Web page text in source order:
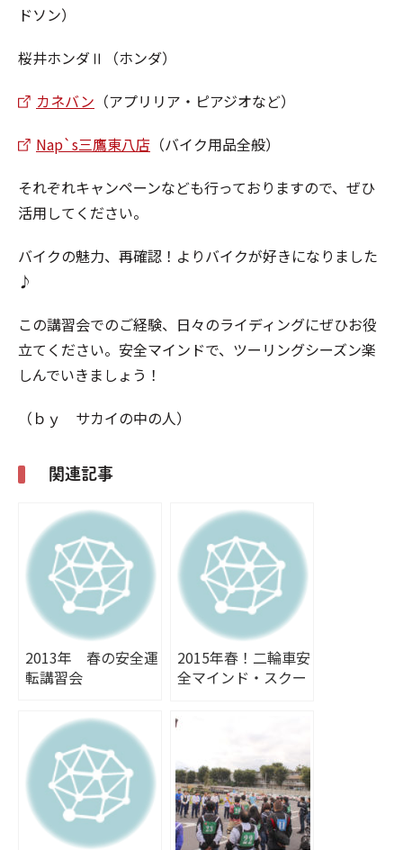
ドソン）
桜井ホンダⅡ（ホンダ）
カネバン （アプリリア・ピアジオなど）
Nap`s三鷹東八店 （バイク用品全般）
それぞれキャンペーンなども行っておりますので、ぜひ
活用してください。
バイクの魅力、再確認！よりバイクが好きになりました
♪
この講習会でのご経験、日々のライディングにぜひお役
立てください。安全マインドで、ツーリングシーズン楽
しんでいきましょう！
（ｂｙ サカイの中の人）
関連記事
2013年 春の安全運
転講習会
2015年春！二輪車安
全マインド・スクー